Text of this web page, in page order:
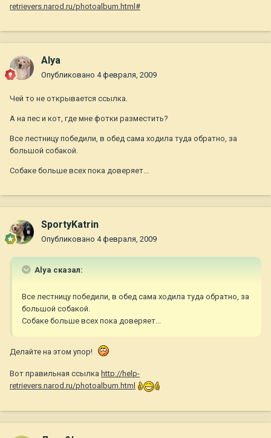
retrievers.narod.ru/photoalbum.html#
Alya
Опубликовано 4 февраля, 2009
Чей то не открывается ссылка.
А на пес и кот, где мне фотки разместить?
Все лестницу победили, в обед сама ходила туда обратно, за
большой собакой.
Собаке больше всех пока доверяет...
SportyKatrin
Опубликовано 4 февраля, 2009
Alya сказал:
Все лестницу победили, в обед сама ходила туда обратно, за
большой собакой.
Собаке больше всех пока доверяет...
Делайте на этом упор!
Вот правильная ссылка http://help-
retrievers.narod.ru/photoalbum.html